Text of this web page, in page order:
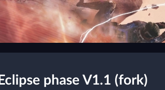
Eclipse phase V1.1 (fork)